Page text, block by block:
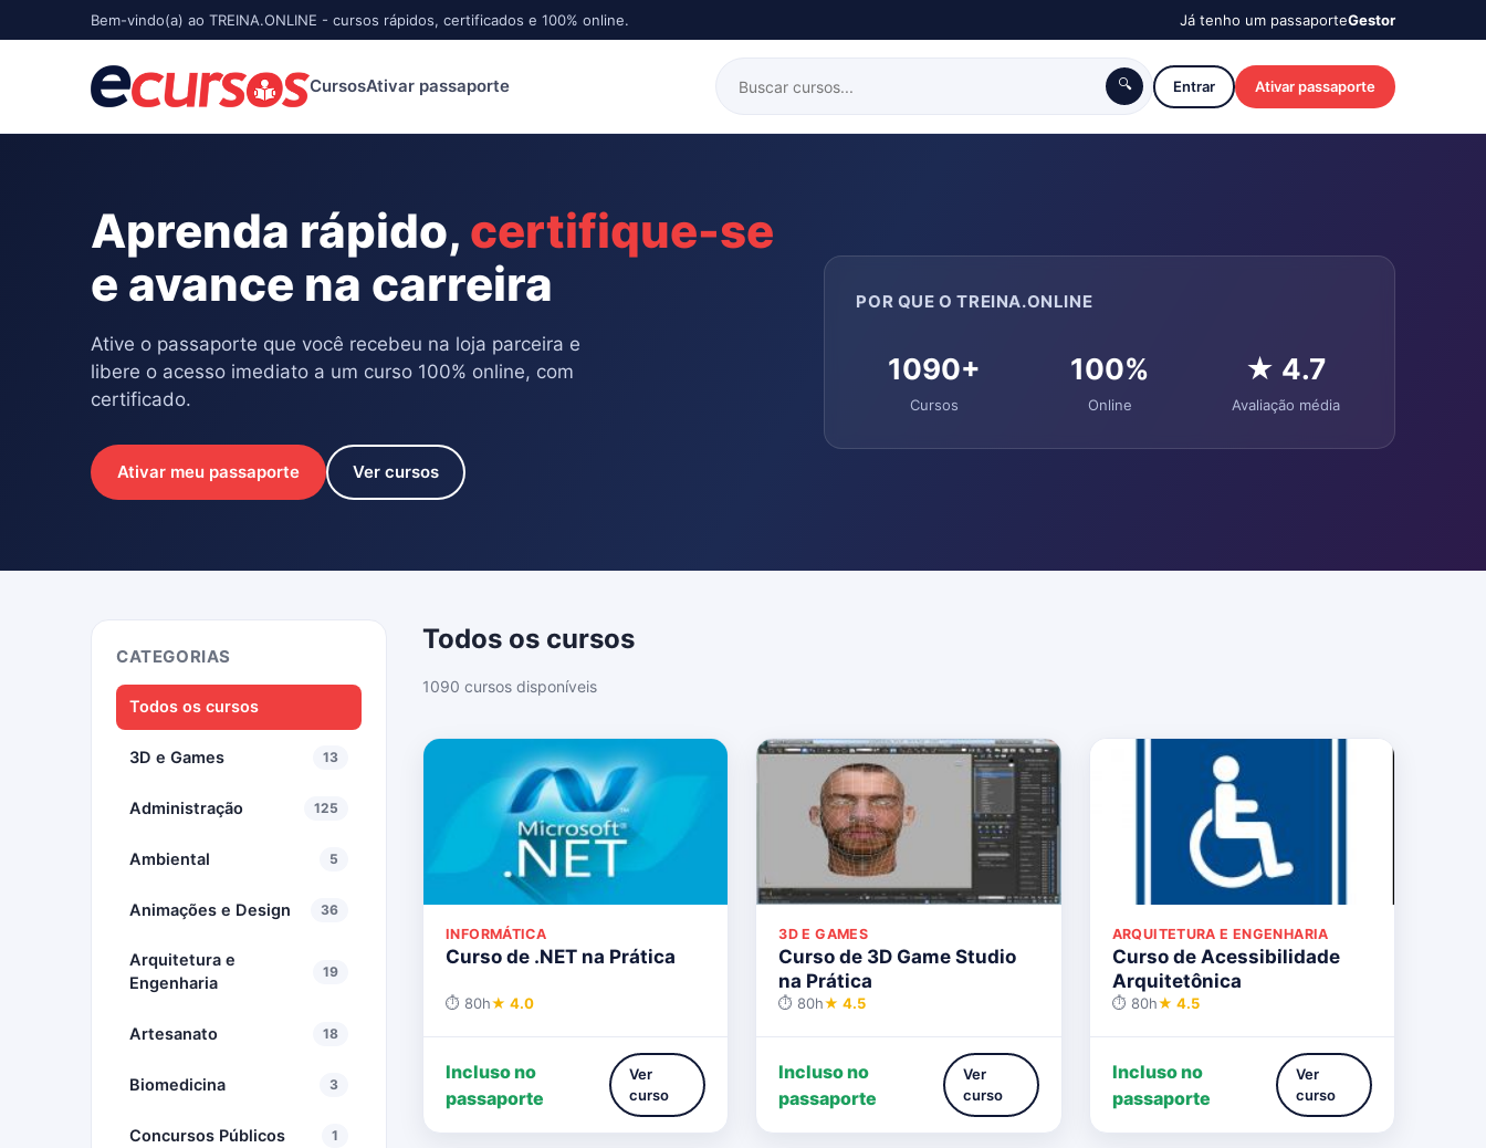
Bem-vindo(a) ao TREINA.ONLINE - cursos rápidos, certificados e 100% online. Já tenho um passaporteGestor
CursosAtivar passaporte 🔍 Entrar Ativar passaporte
Aprenda rápido, certifique-se
e avance na carreira
Ative o passaporte que você recebeu na loja parceira e
libere o acesso imediato a um curso 100% online, com
certificado.
Ativar meu passaporte Ver cursos
POR QUE O TREINA.ONLINE
1090+
Cursos
100%
Online
★ 4.7
Avaliação média
CATEGORIAS
Todos os cursos
3D e Games 13
Administração 125
Ambiental 5
Animações e Design 36
Arquitetura e
Engenharia
19
Artesanato 18
Biomedicina 3
Concursos Públicos 1
Todos os cursos
1090 cursos disponíveis
INFORMÁTICA
Curso de .NET na Prática
⏱ 80h★ 4.0
Incluso no
passaporte
Ver
curso
3D E GAMES
Curso de 3D Game Studio
na Prática
⏱ 80h★ 4.5
Incluso no
passaporte
Ver
curso
ARQUITETURA E ENGENHARIA
Curso de Acessibilidade
Arquitetônica
⏱ 80h★ 4.5
Incluso no
passaporte
Ver
curso